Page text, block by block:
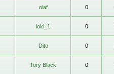
olaf 0
loki_1 0
Dito 0
Tory Black 0